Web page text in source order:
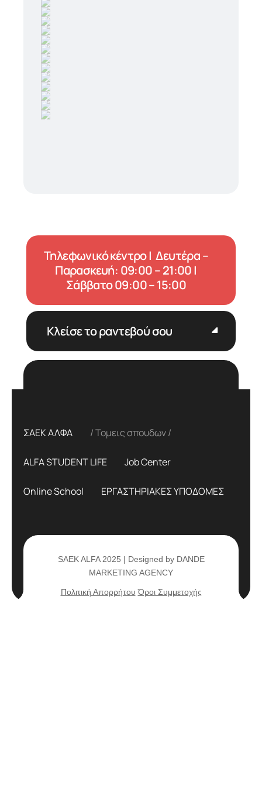
Τηλεφωνικό κέντρο | Δευτέρα –
Παρασκευή: 09:00 – 21:00 |
Σάββατο 09:00 – 15:00
Κλείσε το ραντεβού σου
ΣΑΕΚ ΑΛΦΑ Τομεις σπουδων
ALFA STUDENT LIFE Job Center
Online School ΕΡΓΑΣΤΗΡΙΑΚΕΣ ΥΠΟΔΟΜΕΣ
SAEK ALFA 2025 | Designed by DANDE
MARKETING AGENCY
Πολιτική Απορρήτου Όροι Συμμετοχής